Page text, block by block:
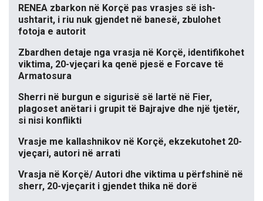
RENEA zbarkon në Korçë pas vrasjes së ish-
ushtarit, i riu nuk gjendet në banesë, zbulohet
fotoja e autorit
Zbardhen detaje nga vrasja në Korçë, identifikohet
viktima, 20-vjeçari ka qenë pjesë e Forcave të
Armatosura
Sherri në burgun e sigurisë së lartë në Fier,
plagoset anëtari i grupit të Bajrajve dhe një tjetër,
si nisi konflikti
Vrasje me kallashnikov në Korçë, ekzekutohet 20-
vjeçari, autori në arrati
Vrasja në Korçë/ Autori dhe viktima u përfshinë në
sherr, 20-vjeçarit i gjendet thika në dorë